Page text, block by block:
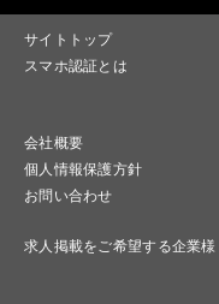
サイトトップ
スマホ認証とは
会社概要
個人情報保護方針
お問い合わせ
求人掲載をご希望する企業様